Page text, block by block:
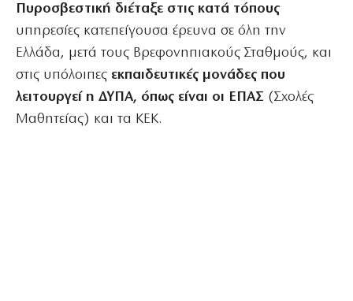
Πυροσβεστική διέταξε στις κατά τόπους
υπηρεσίες κατεπείγουσα έρευνα σε όλη την
Ελλάδα, μετά τους Βρεφονηπιακούς Σταθμούς, και
στις υπόλοιπες εκπαιδευτικές μονάδες που
λειτουργεί η ΔΥΠΑ, όπως είναι οι ΕΠΑΣ (Σχολές
Μαθητείας) και τα ΚΕΚ.